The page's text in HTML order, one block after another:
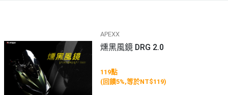
APEXX
燻黑風鏡 DRG 2.0
119點
(回饋5%,等於NT$119)